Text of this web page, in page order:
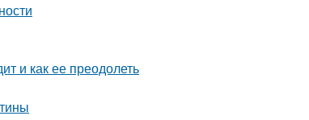
и как ее преодолеть